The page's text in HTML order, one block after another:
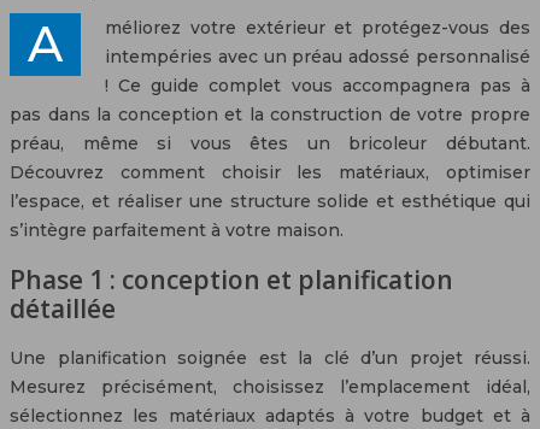
Améliorez votre extérieur et protégez-vous des
intempéries avec un préau adossé personnalisé
! Ce guide complet vous accompagnera pas à
pas dans la conception et la construction de votre propre
préau, même si vous êtes un bricoleur débutant.
Découvrez comment choisir les matériaux, optimiser
l’espace, et réaliser une structure solide et esthétique qui
s’intègre parfaitement à votre maison.
Phase 1 : conception et planification
détaillée
Une planification soignée est la clé d’un projet réussi.
Mesurez précisément, choisissez l’emplacement idéal,
sélectionnez les matériaux adaptés à votre budget et à